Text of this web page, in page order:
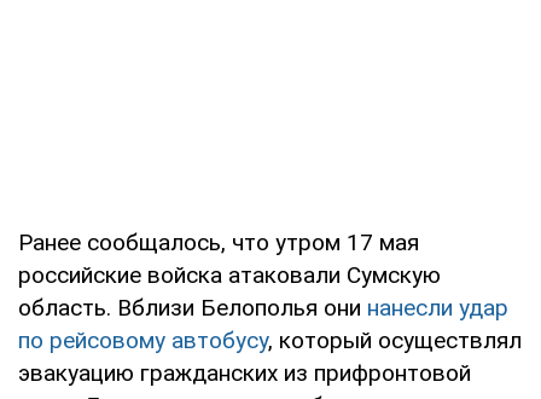
Ранее сообщалось, что утром 17 мая
российские войска атаковали Сумскую
область. Вблизи Белополья они нанесли удар
по рейсовому автобусу, который осуществлял
эвакуацию гражданских из прифронтовой